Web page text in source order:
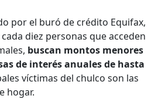
por el buró de crédito Equifax,
diez personas que acceden
buscan montos menores
de interés anuales de hasta
víctimas del chulco son las
hogar.